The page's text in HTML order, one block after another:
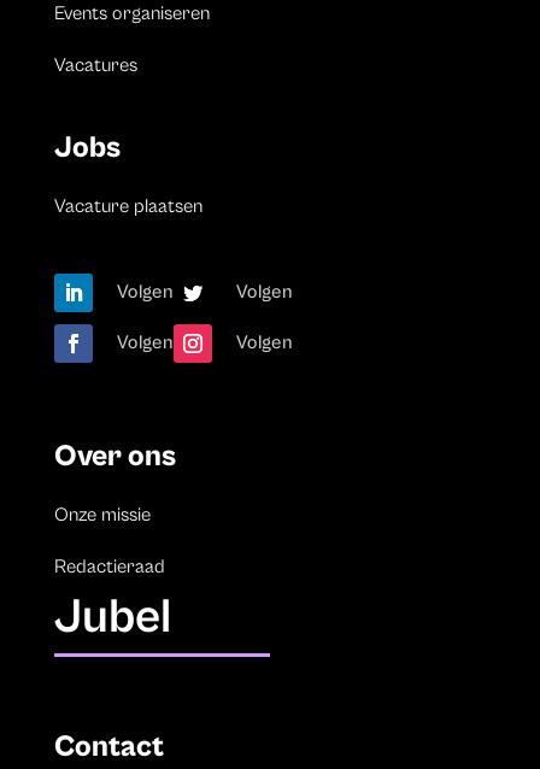
Events organiseren
Vacatures
Jobs
Vacature plaatsen
Volgen Volgen
Volgen Volgen
Over ons
Onze missie
Redactieraad
Jubel
Contact